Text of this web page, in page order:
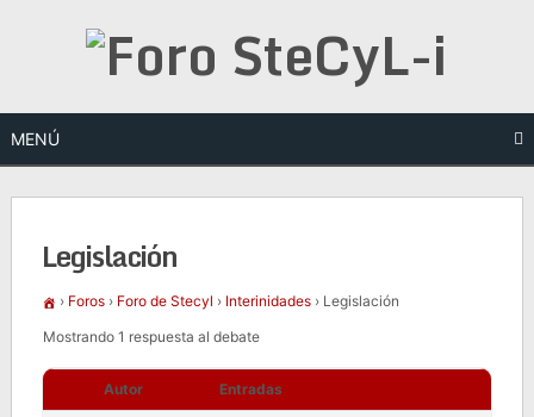
MENÚ
Legislación
› Foros › Foro de Stecyl › Interinidades › Legislación
Mostrando 1 respuesta al debate
Autor Entradas